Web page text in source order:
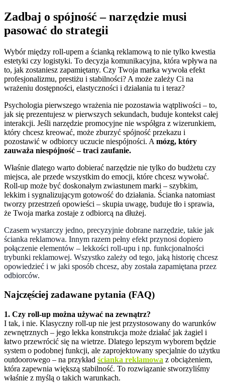
Zadbaj o spójność – narzędzie musi
pasować do strategii
Wybór między roll-upem a ścianką reklamową to nie tylko kwestia
estetyki czy logistyki. To decyzja komunikacyjna, która wpływa na
to, jak zostaniesz zapamiętany. Czy Twoja marka wywoła efekt
profesjonalizmu, prestiżu i stabilności? A może zależy Ci na
wrażeniu dostępności, elastyczności i działania tu i teraz?
Psychologia pierwszego wrażenia nie pozostawia wątpliwości – to,
jak się prezentujesz w pierwszych sekundach, buduje kontekst całej
interakcji. Jeśli narzędzie promocyjne nie współgra z wizerunkiem,
który chcesz kreować, może zburzyć spójność przekazu i
pozostawić w odbiorcy uczucie niespójności. A mózg, który
zauważa niespójność – traci zaufanie.
Właśnie dlatego warto dobierać narzędzie nie tylko do budżetu czy
miejsca, ale przede wszystkim do emocji, które chcesz wywołać.
Roll-up może być doskonałym zwiastunem marki – szybkim,
lekkim i sygnalizującym gotowość do działania. Ścianka natomiast
tworzy przestrzeń opowieści – skupia uwagę, buduje tło i sprawia,
że Twoja marka zostaje z odbiorcą na dłużej.
Czasem wystarczy jedno, precyzyjnie dobrane narzędzie, takie jak
ścianka reklamowa. Innym razem pełny efekt przynosi dopiero
połączenie elementów – lekkości roll-upu i np. funkcjonalności
trybunki reklamowej. Wszystko zależy od tego, jaką historię chcesz
opowiedzieć i w jaki sposób chcesz, aby została zapamiętana przez
odbiorców.
Najczęściej zadawane pytania (FAQ)
1. Czy roll-up można używać na zewnątrz?
I tak, i nie. Klasyczny roll-up nie jest przystosowany do warunków
zewnętrznych – jego lekka konstrukcja może działać jak żagiel i
łatwo przewrócić się na wietrze. Dlatego lepszym wyborem będzie
system o podobnej funkcji, ale zaprojektowany specjalnie do użytku
outdoorowego – na przykład ścianka reklamowa z obciążeniem,
która zapewnia większą stabilność. To rozwiązanie stworzyliśmy
właśnie z myślą o takich warunkach.